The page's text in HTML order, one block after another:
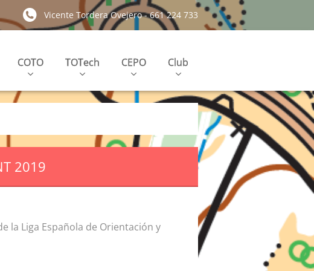
Vicente Tordera Ovejero - 661 224 733
COTO TOTech CEPO Club
2019
la Liga Española de Orientación y